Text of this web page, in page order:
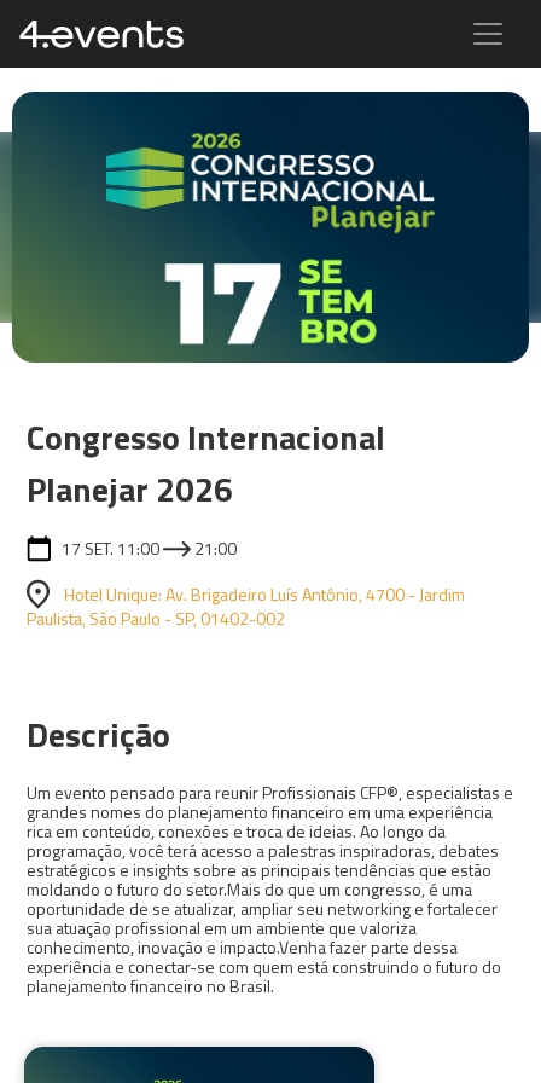
Congresso Internacional
Planejar 2026
17 SET. 11:00
21:00
Hotel Unique: Av. Brigadeiro Luís Antônio, 4700 - Jardim
Paulista, São Paulo - SP, 01402-002
Descrição
Um evento pensado para reunir Profissionais CFP®, especialistas e
grandes nomes do planejamento financeiro em uma experiência
rica em conteúdo, conexões e troca de ideias. Ao longo da
programação, você terá acesso a palestras inspiradoras, debates
estratégicos e insights sobre as principais tendências que estão
moldando o futuro do setor.Mais do que um congresso, é uma
oportunidade de se atualizar, ampliar seu networking e fortalecer
sua atuação profissional em um ambiente que valoriza
conhecimento, inovação e impacto.Venha fazer parte dessa
experiência e conectar-se com quem está construindo o futuro do
planejamento financeiro no Brasil.